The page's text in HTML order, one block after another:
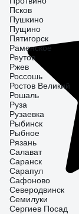
Псков
Пушкино
Пущино
Пятигорск
Раменское
Реутов
Ржев
Россошь
Ростов Великий
Рошаль
Руза
Рузаевка
Рыбинск
Рыбное
Рязань
Салават
Саранск
Сарапул
Сафоново
Северодвинск
Семилуки
Сергиев Посад